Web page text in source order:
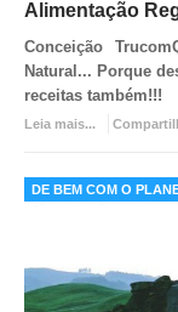
Alimentação
Conceição Trucom
Natural... Porque
receitas também!!!
Leia mais...
DE BEM COM O